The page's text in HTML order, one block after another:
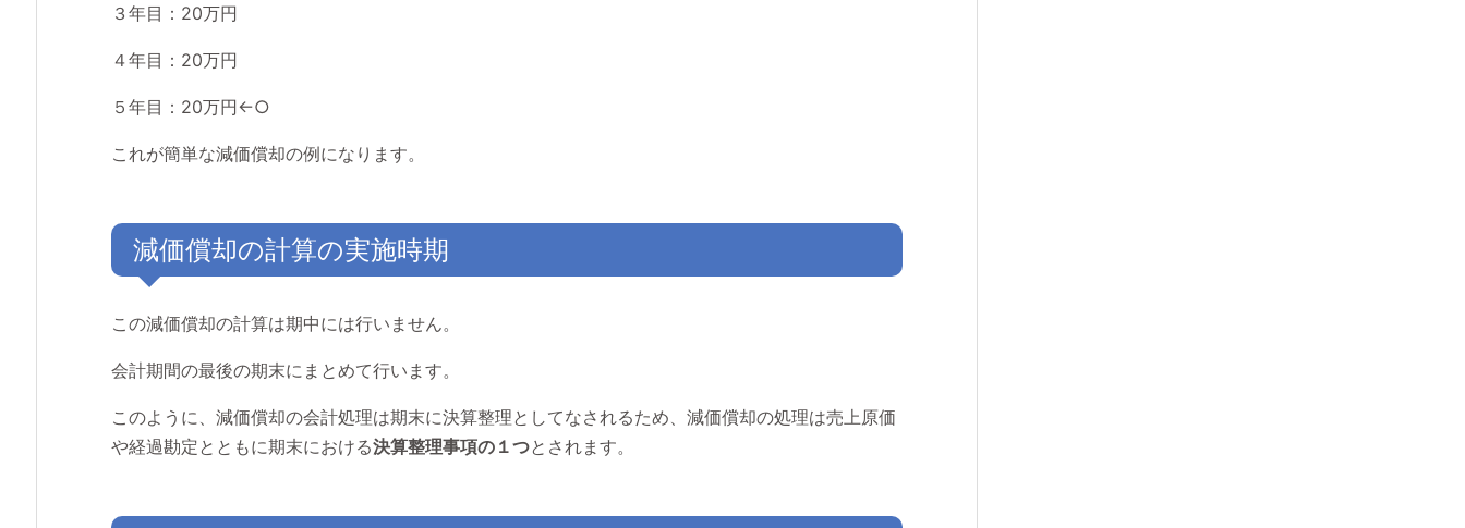
３年目：20万円
４年目：20万円
５年目：20万円←○
これが簡単な減価償却の例になります。
減価償却の計算の実施時期
この減価償却の計算は期中には行いません。
会計期間の最後の期末にまとめて行います。
このように、減価償却の会計処理は期末に決算整理としてなされるため、減価償却の処理は売上原価
や経過勘定とともに期末における決算整理事項の１つとされます。